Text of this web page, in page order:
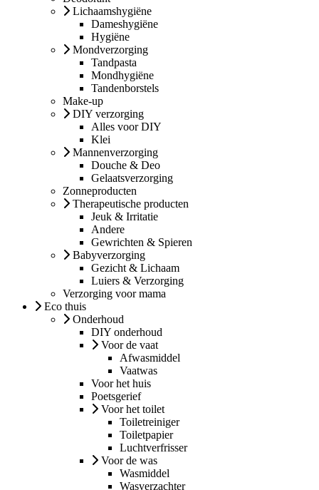
Lichaamshygiëne
Dameshygiëne
Hygiëne
Mondverzorging
Tandpasta
Mondhygiëne
Tandenborstels
Make-up
DIY verzorging
Alles voor DIY
Klei
Mannenverzorging
Douche & Deo
Gelaatsverzorging
Zonneproducten
Therapeutische producten
Jeuk & Irritatie
Andere
Gewrichten & Spieren
Babyverzorging
Gezicht & Lichaam
Luiers & Verzorging
Verzorging voor mama
Eco thuis
Onderhoud
DIY onderhoud
Voor de vaat
Afwasmiddel
Vaatwas
Voor het huis
Poetsgerief
Voor het toilet
Toiletreiniger
Toiletpapier
Luchtverfrisser
Voor de was
Wasmiddel
Wasverzachter